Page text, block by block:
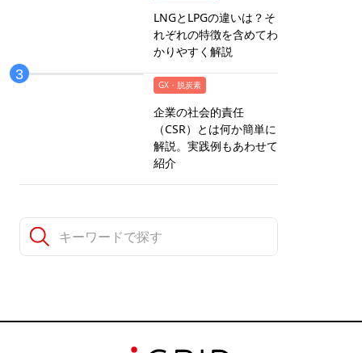
LNGとLPGの違いは？そ
れぞれの特徴を含めてわ
かりやすく解説
GX・脱炭素
企業の社会的責任
（CSR）とは何か簡単に
解説。実践例もあわせて
紹介